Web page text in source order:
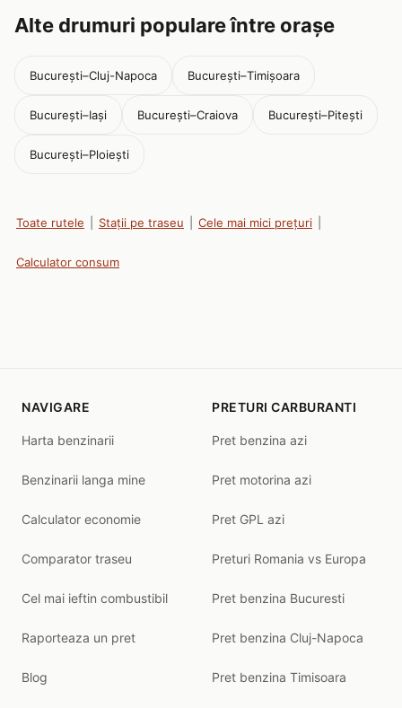
Alte drumuri populare între orașe
București–Cluj-Napoca București–Timișoara
București–Iași București–Craiova București–Pitești
București–Ploiești
Toate rutele Stații pe traseu Cele mai mici prețuri
Calculator consum
NAVIGARE
Harta benzinarii
Benzinarii langa mine
Calculator economie
Comparator traseu
Cel mai ieftin combustibil
Raporteaza un pret
Blog
PRETURI CARBURANTI
Pret benzina azi
Pret motorina azi
Pret GPL azi
Preturi Romania vs Europa
Pret benzina Bucuresti
Pret benzina Cluj-Napoca
Pret benzina Timisoara